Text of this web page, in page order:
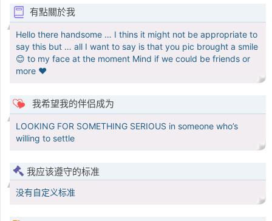
有點關於我
Hello there handsome … I thins it might not be appropriate to
say this but … all I want to say is that you pic brought a smile
😊 to my face at the moment Mind if we could be friends or
more ❤️
我希望我的伴侣成为
LOOKING FOR SOMETHING SERIOUS in someone who’s
willing to settle
我应该遵守的标准
没有自定义标准